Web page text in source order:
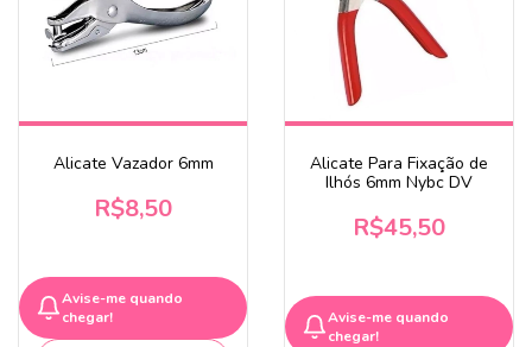
Alicate Vazador 6mm
R$8,50
Avise-me quando
chegar!
Alicate Para Fixação de
Ilhós 6mm Nybc DV
R$45,50
Avise-me quando
chegar!